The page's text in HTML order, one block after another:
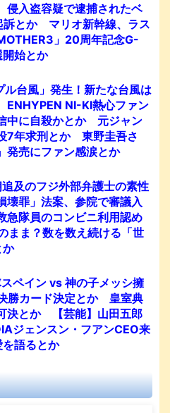
入盗容疑で逮捕されたベ
訴とか マリオ新幹線、ラス
」20周年記念G-
始とか
台風」発生！新たな台風は
NI-KI熱心ファン
中に自殺かとか 元ジャン
7年求刑とか 東野圭吾さ
発売にファン感涙とか
及のフジ外部弁護士の素性
罪」法案、参院で審議入
隊員のコンビニ利用認め
ま？数を数え続ける「世
か
ペイン vs 神の子メッシ擁
勝カード決定とか 皇室典
決とか 【芸能】山田五郎
ジェンスン・フアンCEO来
語るとか